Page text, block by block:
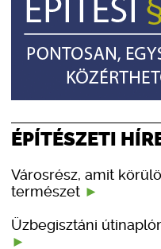
ÉPÍTÉSZETI
Városrész, amit
természet
Üzbegisztáni